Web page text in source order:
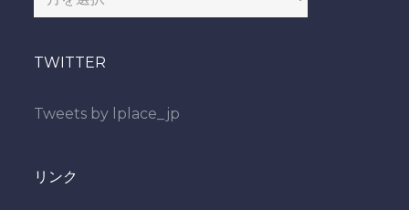
去
投
TWITTER
Tweets by lplace_jp
リンク